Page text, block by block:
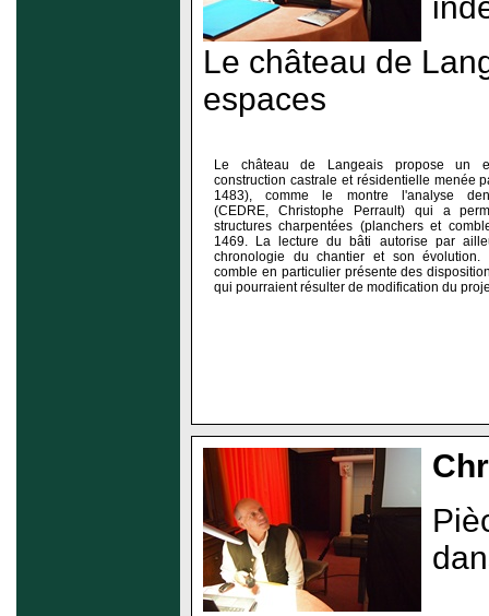
Le château de
espaces
Le château de Langeais propose un
construction castrale et résidentielle menée
1483), comme le montre l'analyse
(CEDRE, Christophe Perrault) qui a
structures charpentées (planchers et
1469. La lecture du bâti autorise par
chronologie du chantier et son évolution.
comble en particulier présente des
qui pourraient résulter de modification du